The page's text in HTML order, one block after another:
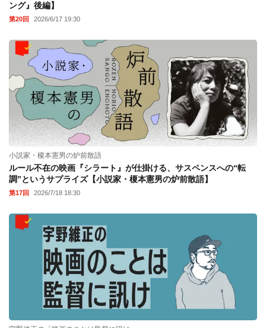
ング』後編】
第20回 2026/6/17 19:30
小説家・榎本憲男の炉前散語
ルール不在の映画『シラート』が仕掛ける、サスペンスへの“転
調”というサプライズ【小説家・榎本憲男の炉前散語】
第17回 2026/7/18 18:30